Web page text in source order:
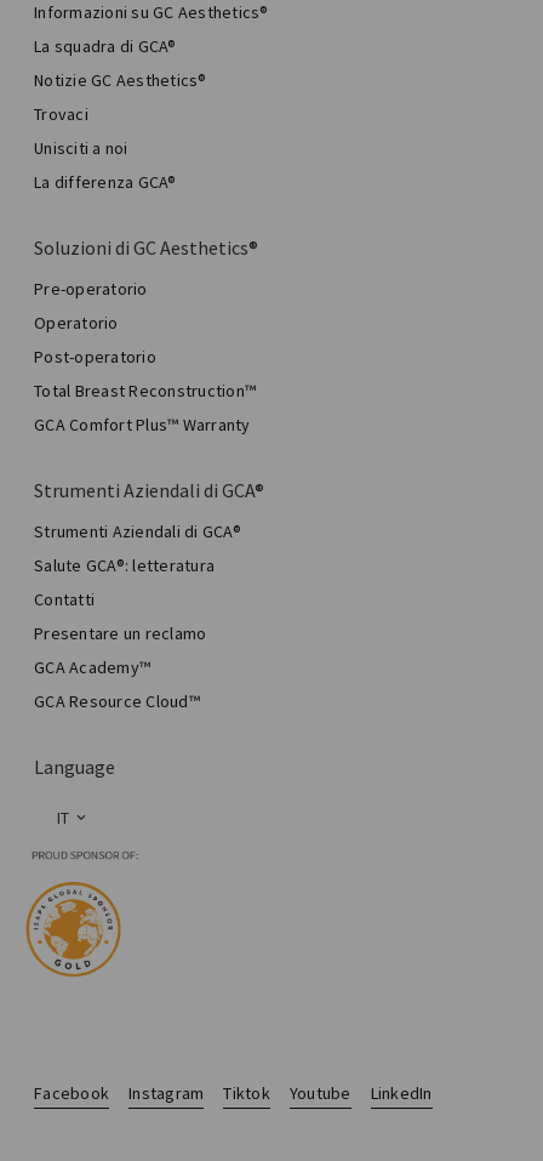
Informazioni su GC Aesthetics®
La squadra di GCA®
Notizie GC Aesthetics®
Trovaci
Unisciti a noi
La differenza GCA®
Soluzioni di GC Aesthetics®
Pre-operatorio
Operatorio
Post-operatorio
Total Breast Reconstruction™
GCA Comfort Plus™ Warranty
Strumenti Aziendali di GCA®
Strumenti Aziendali di GCA®
Salute GCA®: letteratura
Contatti
Presentare un reclamo
GCA Academy™
GCA Resource Cloud™
Language
IT
Facebook Instagram Tiktok Youtube LinkedIn